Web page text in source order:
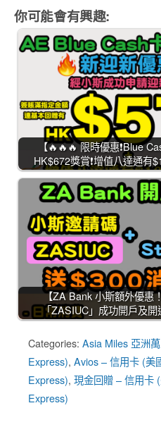
你可能會有興趣:
【🔥🔥🔥 限時優惠❗Blue
HK$672獎賞❗增值八達通
【ZA Bank 小斯額外優惠
「ZASIUC」成功開戶及
Categories: Asia Miles 亞洲
Express), Avios – 信用卡 (美
Express), 現金回贈 – 信用卡
Express)